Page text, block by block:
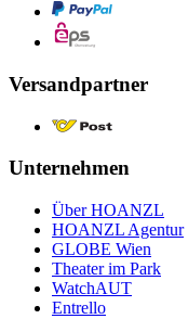
Versandpartner
Unternehmen
Über HOANZL
HOANZL Agentur
GLOBE Wien
Theater im Park
WatchAUT
Entrello